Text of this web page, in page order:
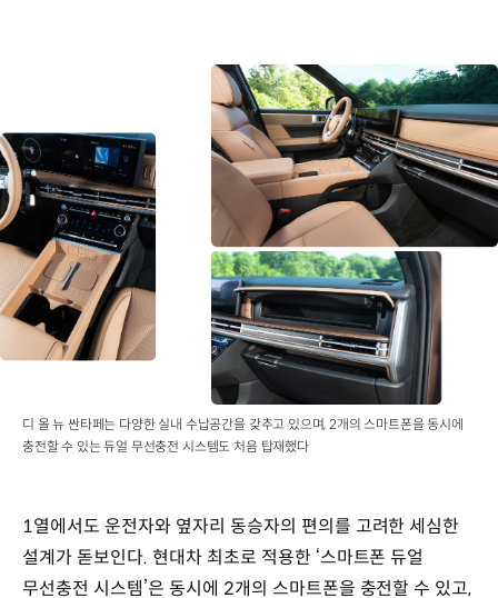
디 올 뉴 싼타페는 다양한 실내 수납공간을 갖추고 있으며, 2개의 스마트폰을 동시에
충전할 수 있는 듀얼 무선충전 시스템도 처음 탑재했다
1열에서도 운전자와 옆자리 동승자의 편의를 고려한 세심한
설계가 돋보인다. 현대차 최초로 적용한 ‘스마트폰 듀얼
무선충전 시스템’은 동시에 2개의 스마트폰을 충전할 수 있고,